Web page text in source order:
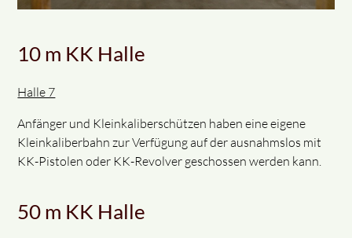
10 m KK Halle
Halle 7
Anfänger und Kleinkaliberschützen haben eine eigene
Kleinkaliberbahn zur Verfügung auf der ausnahmslos mit
KK-Pistolen oder KK-Revolver geschossen werden kann.
50 m KK Halle